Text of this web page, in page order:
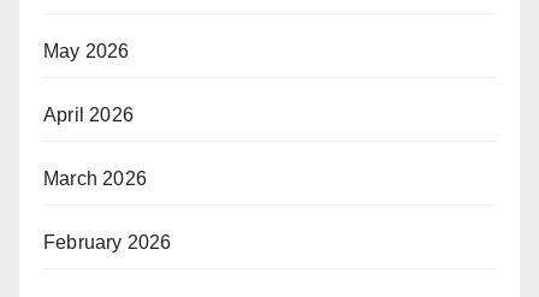
May 2026
April 2026
March 2026
February 2026